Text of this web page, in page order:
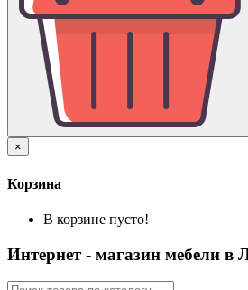
×
Корзина
В корзине пусто!
Интернет - магазин мебели в